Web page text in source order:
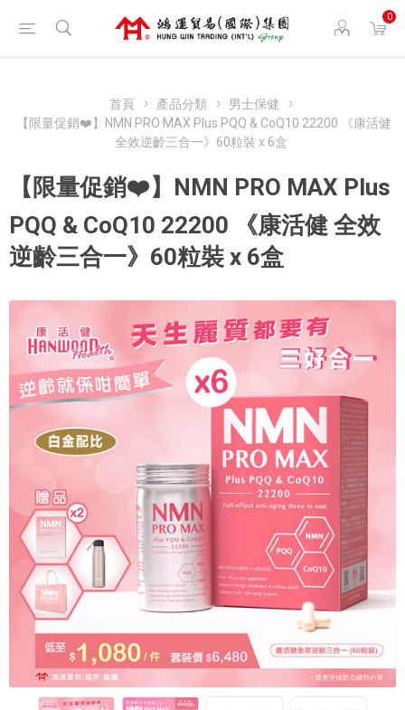
0
首頁 產品分類
男士保健
【限量促銷❤️】NMN PRO MAX Plus PQQ & CoQ10 22200 《康活健
全效逆齡三合一》60粒裝 x 6盒
【限量促銷❤️】NMN PRO MAX Plus
PQQ & CoQ10 22200 《康活健 全效
逆齡三合一》60粒裝 x 6盒